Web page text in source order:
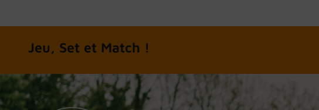
A chacun son tennis